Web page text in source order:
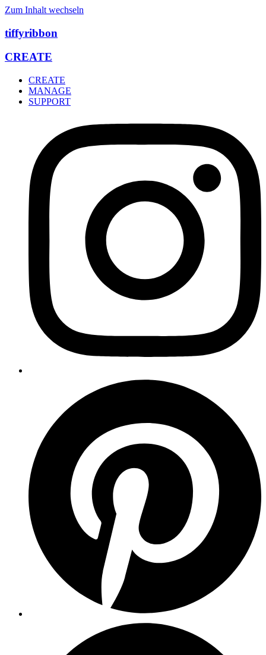
Zum Inhalt wechseln
tiffyribbon
CREATE
CREATE
MANAGE
SUPPORT